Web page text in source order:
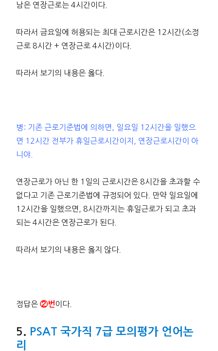
남은 연장근로는 4시간이다.
따라서 금요일에 허용되는 최대 근로시간은 12시간(소정
근로 8시간 + 연장근로 4시간)이다.
따라서 보기의 내용은 옳다.
병: 기존 근로기준법에 의하면, 일요일 12시간을 일했으
면 12시간 전부가 휴일근로시간이지, 연장근로시간이 아
니야.
연장근로가 아닌 한 1일의 근로시간은 8시간을 초과할 수
없다고 기존 근로기준법에 규정되어 있다. 만약 일요일에
12시간을 일했으면, 8시간까지는 휴일근로가 되고 초과
되는 4시간은 연장근로가 된다.
따라서 보기의 내용은 옳지 않다.
정답은 ②번 이다.
PSAT 국가직 7급 모의평가 언어논
리